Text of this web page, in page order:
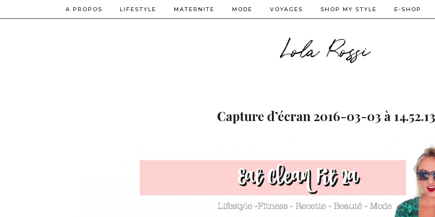
Lola Rossi
A PROPOS LIFESTYLE MATERNITE MODE VOYAGES SHOP MY STYLE E-SHOP
Capture d’écran 2016-03-03 à 14.52.13